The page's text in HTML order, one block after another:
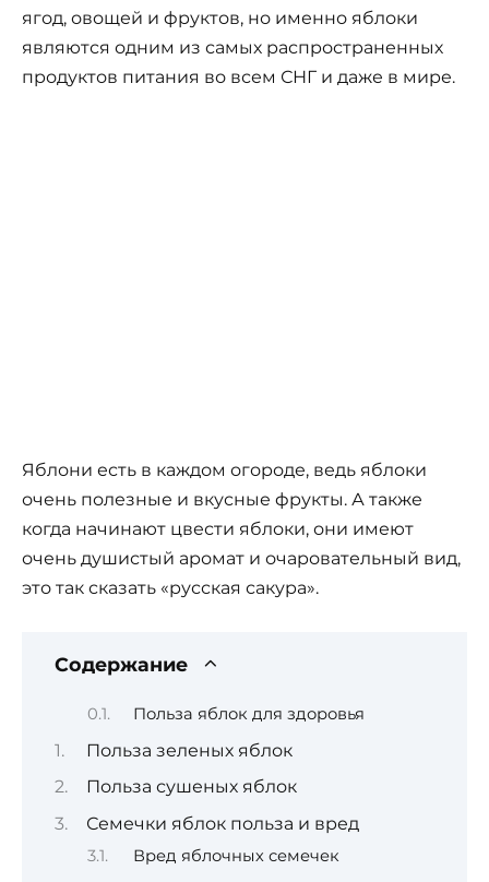
ягод, овощей и фруктов, но именно яблоки
являются одним из самых распространенных
продуктов питания во всем СНГ и даже в мире.
Яблони есть в каждом огороде, ведь яблоки
очень полезные и вкусные фрукты. А также
когда начинают цвести яблоки, они имеют
очень душистый аромат и очаровательный вид,
это так сказать «русская сакура».
Содержание
Польза яблок для здоровья
Польза зеленых яблок
Польза сушеных яблок
Семечки яблок польза и вред
Вред яблочных семечек